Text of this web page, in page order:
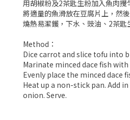
用胡椒粉及2茶匙生粉加入魚肉攪
將適量的魚滑放在豆腐片上，然
燒熱易潔鑊，下水、豉油、2茶
Method：
Dice carrot and slice tofu into
Marinate minced dace fish
Evenly place the minced dace
Heat up a non-stick pan. Add
onion. Serve.